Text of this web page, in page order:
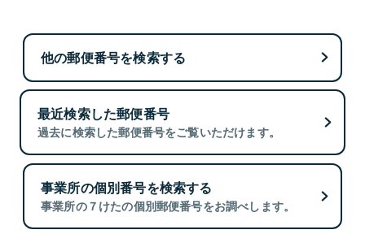
他の郵便番号を検索する
最近検索した郵便番号
過去に検索した郵便番号をご覧いただけます。
事業所の個別番号を検索する
事業所の７けたの個別郵便番号をお調べします。